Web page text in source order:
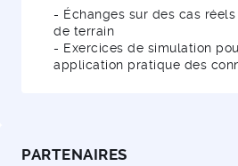
- Échanges sur des cas
de terrain
- Exercices de simulation
application pratique des
PARTENAIRES